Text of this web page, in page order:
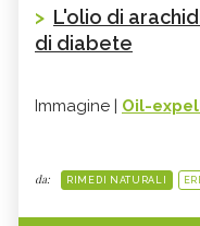
> L'olio di
di diabete
Immagine | Oil-
da: RIMEDI NATURALI